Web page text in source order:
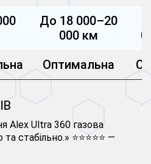
До 18 000–20
000 км
Оптимальна
Alex Ultra 360 газова
стабільно.» ⭐⭐⭐⭐⭐ —